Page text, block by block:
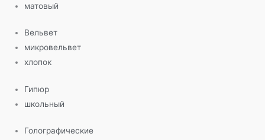
матовый
Вельвет
микровельвет
хлопок
Гипюр
школьный
Голографические